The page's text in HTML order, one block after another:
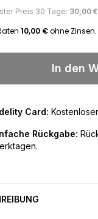
Preis 30 Tage: 30,00 €
In den
Card:
Rückgabe: